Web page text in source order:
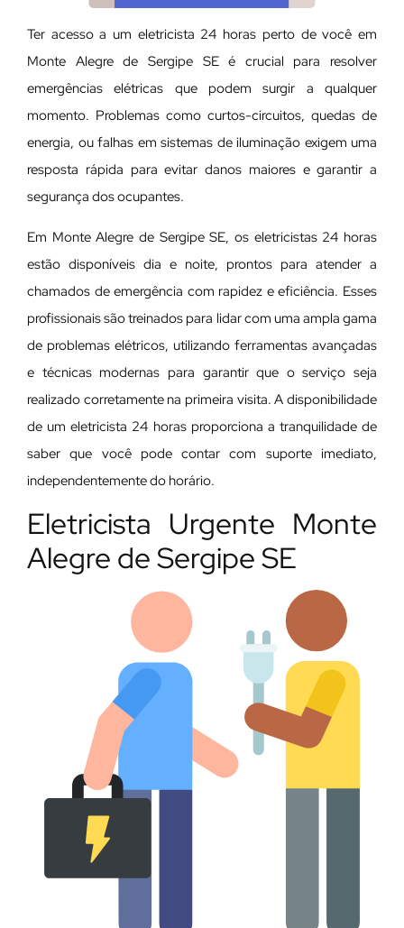
Ter acesso a um eletricista 24 horas perto de você em
Monte Alegre de Sergipe SE é crucial para resolver
emergências elétricas que podem surgir a qualquer
momento. Problemas como curtos-circuitos, quedas de
energia, ou falhas em sistemas de iluminação exigem uma
resposta rápida para evitar danos maiores e garantir a
segurança dos ocupantes.
Em Monte Alegre de Sergipe SE, os eletricistas 24 horas
estão disponíveis dia e noite, prontos para atender a
chamados de emergência com rapidez e eficiência. Esses
profissionais são treinados para lidar com uma ampla gama
de problemas elétricos, utilizando ferramentas avançadas
e técnicas modernas para garantir que o serviço seja
realizado corretamente na primeira visita. A disponibilidade
de um eletricista 24 horas proporciona a tranquilidade de
saber que você pode contar com suporte imediato,
independentemente do horário.
Eletricista Urgente Monte
Alegre de Sergipe SE